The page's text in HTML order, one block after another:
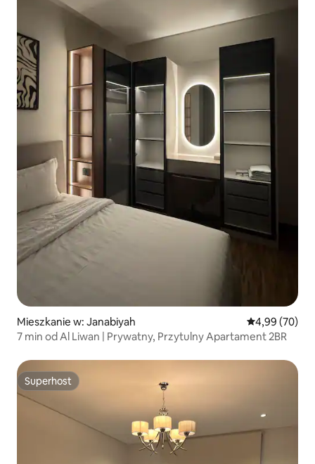
Mieszkanie w: Janabiyah Średnia
4,99 (70)
7 min od Al Liwan | Prywatny, Przytulny Apartament 2BR
Superhost
Superhost